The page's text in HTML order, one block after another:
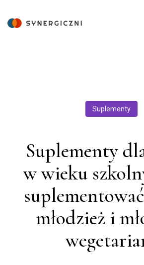
Suplementy
Suplementy
w wieku
młodzież i